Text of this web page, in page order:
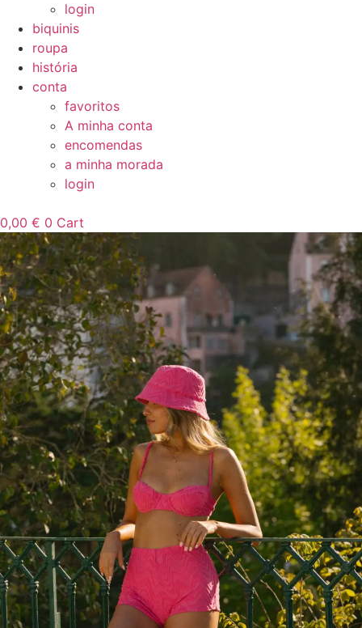
login
biquinis
roupa
história
conta
favoritos
A minha conta
encomendas
a minha morada
login
0,00 € 0 Cart